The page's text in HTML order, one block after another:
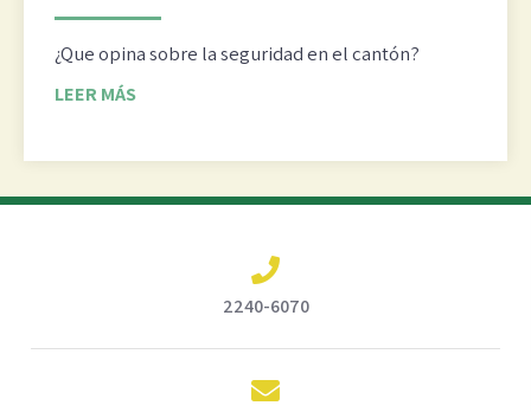
¿Que opina sobre la seguridad en el cantón?
LEER MÁS
2240-6070